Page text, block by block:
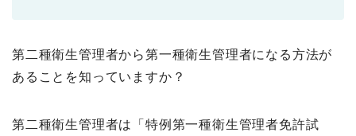
第二種衛生管理者から第一種衛生管理者になる方法が
あることを知っていますか？
第二種衛生管理者は「特例第一種衛生管理者免許試